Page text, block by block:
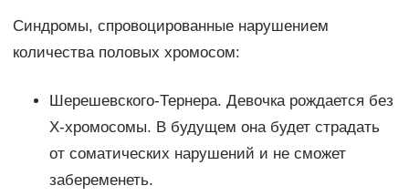
Синдромы, спровоцированные нарушением
количества половых хромосом:
Шерешевского-Тернера. Девочка рождается без
Х-хромосомы. В будущем она будет страдать
от соматических нарушений и не сможет
забеременеть.